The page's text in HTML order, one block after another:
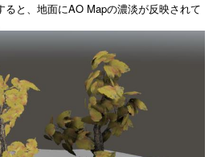
ると、地面にAO Mapの濃淡が反映されて